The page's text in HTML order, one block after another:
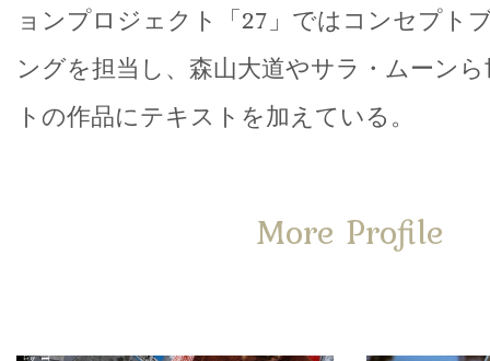
ョンプロジェクト「27」ではコンセプト
ングを担当し、森山大道やサラ・ムーン
トの作品にテキストを加えている。
More Profile